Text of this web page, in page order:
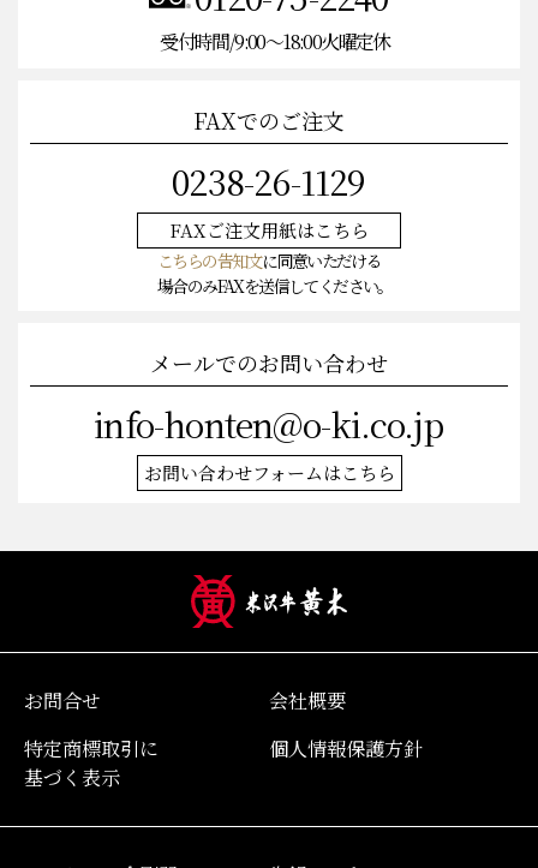
受付時間/9:00〜18:00火曜定休
FAXでのご注文
0238-26-1129
FAXご注文用紙はこちら
こちらの告知文に同意いただける
場合のみFAXを送信してください。
メールでのお問い合わせ
info-honten@o-ki.co.jp
お問い合わせフォームはこちら
お問合せ
会社概要
特定商標取引に
基づく表示
個人情報保護方針